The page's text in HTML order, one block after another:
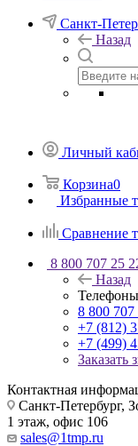
Санкт-
Назад
Личный
Корзина0
Избранные
Сравнение
8 800 707 25
Назад
Телефоны
8 800 707
+7 (812)
+7 (499)
Заказать
Контактная
Санкт-Петербург,
1 этаж, офис 106
sales@1tmp.ru